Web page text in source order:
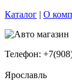
Каталог | О
Телефон:
Ярославль